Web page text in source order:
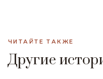
ЧИТАЙТЕ ТАКЖЕ
Другие